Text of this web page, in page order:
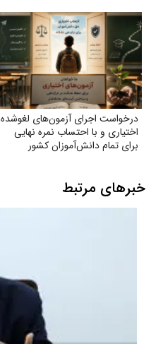
درخواست اجرای آزمون‌های لغوشده
اختیاری و با احتساب نمره نهایی
برای تمام دانش‌آموزان کشور
خبرهای مرتبط